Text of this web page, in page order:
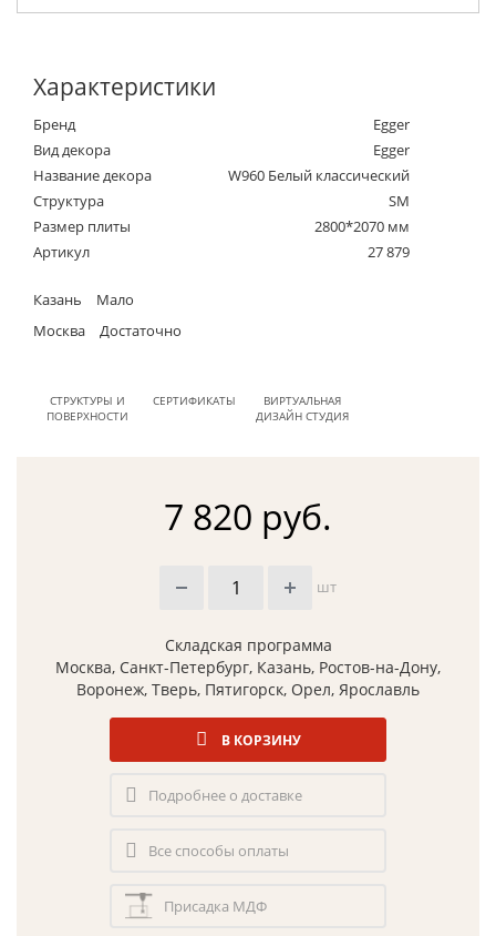
Характеристики
Бренд
Egger
Вид декора
Egger
Название декора
W960 Белый классический
Структура
SM
Размер плиты
2800*2070 мм
Артикул
27 879
Казань
Мало
Москва
Достаточно
СТРУКТУРЫ И
ПОВЕРХНОСТИ
СЕРТИФИКАТЫ
ВИРТУАЛЬНАЯ
ДИЗАЙН СТУДИЯ
7 820 руб.
шт
Складская программа
Москва, Санкт-Петербург, Казань, Ростов-на-Дону,
Воронеж, Тверь, Пятигорск, Орел, Ярославль
В КОРЗИНУ
Подробнее о доставке
Все способы оплаты
Присадка МДФ